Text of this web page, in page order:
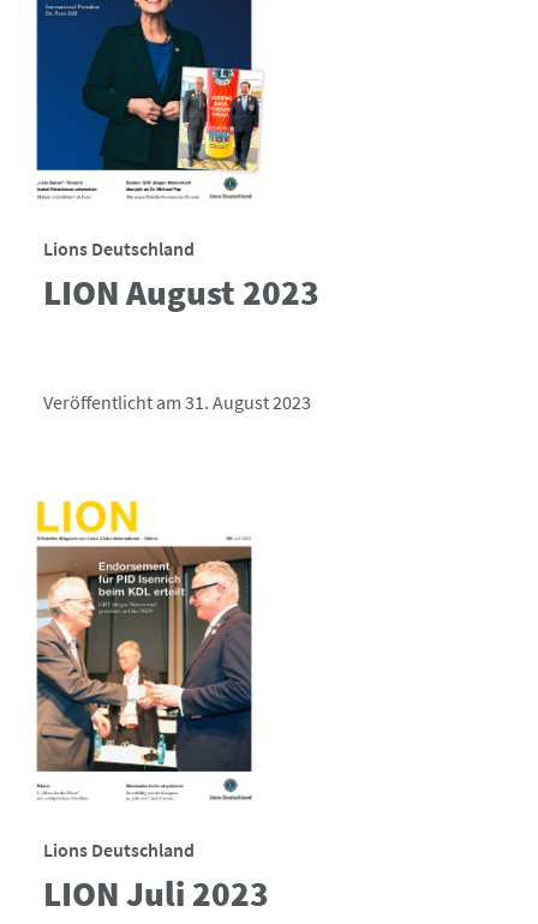
Lions Deutschland
LION August 2023
Veröffentlicht am 31. August 2023
Lions Deutschland
LION Juli 2023